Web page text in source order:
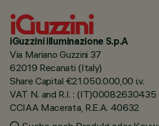
iGuzzini illuminazione S.p.A
Via Mariano Guzzini 37
62019 Recanati (Italy)
Share Capital €21.050.000,00 i.v.
VAT N. and R.I. : (IT)00082630435
CCIAA Macerata, R.E.A. 40632